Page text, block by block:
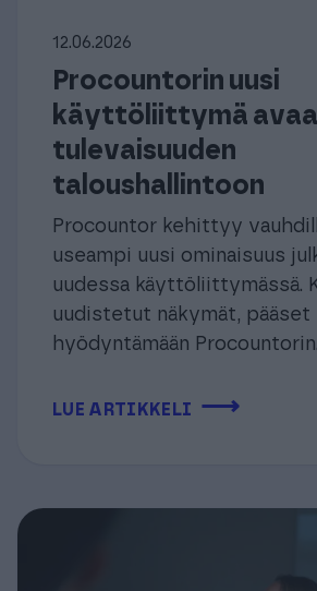
12.06.2026
Procountorin uusi
käyttöliittymä
tulevaisuuden
taloushallintoon
Procountor kehittyy
useampi uusi ominaisuus
uudessa käyttöliittymässä.
uudistetut näkymät, pääset
hyödyntämään
LUE ARTIKKELI ⟶